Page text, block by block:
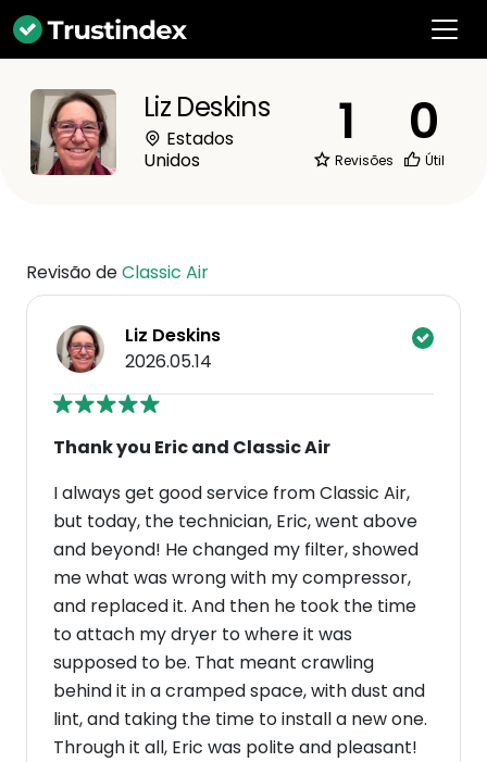
Liz Deskins
Estados
Unidos
1
Revisões
0
Útil
Revisão deClassic Air
Liz Deskins
2026.05.14
Thank you Eric and Classic Air
I always get good service from Classic Air,
but today, the technician, Eric, went above
and beyond! He changed my filter, showed
me what was wrong with my compressor,
and replaced it. And then he took the time
to attach my dryer to where it was
supposed to be. That meant crawling
behind it in a cramped space, with dust and
lint, and taking the time to install a new one.
Through it all, Eric was polite and pleasant!